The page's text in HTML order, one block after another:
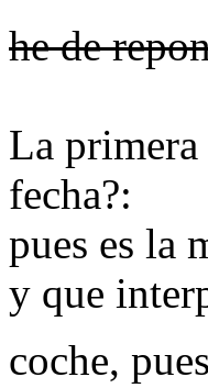
he de
La primera
fecha?:
pues es la
y que
coche,